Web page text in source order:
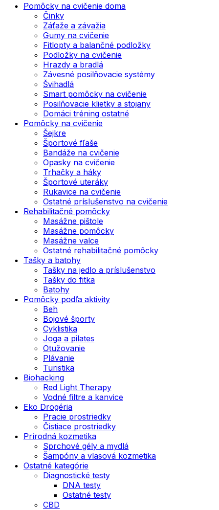
Pomôcky na cvičenie doma
Činky
Záťaže a závažia
Gumy na cvičenie
Fitlopty a balančné podložky
Podložky na cvičenie
Hrazdy a bradlá
Závesné posilňovacie systémy
Švihadlá
Smart pomôcky na cvičenie
Posilňovacie klietky a stojany
Domáci tréning ostatné
Pomôcky na cvičenie
Šejkre
Športové fľaše
Bandáže na cvičenie
Opasky na cvičenie
Trhačky a háky
Športové uteráky
Rukavice na cvičenie
Ostatné príslušenstvo na cvičenie
Rehabilitačné pomôcky
Masážne pištole
Masážne pomôcky
Masážne valce
Ostatné rehabilitačné pomôcky
Tašky a batohy
Tašky na jedlo a príslušenstvo
Tašky do fitka
Batohy
Pomôcky podľa aktivity
Beh
Bojové športy
Cyklistika
Joga a pilates
Otužovanie
Plávanie
Turistika
Biohacking
Red Light Therapy
Vodné filtre a kanvice
Eko Drogéria
Pracie prostriedky
Čistiace prostriedky
Prírodná kozmetika
Sprchové gély a mydlá
Šampóny a vlasová kozmetika
Ostatné kategórie
Diagnostické testy
DNA testy
Ostatné testy
CBD